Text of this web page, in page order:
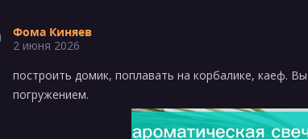
Фома Киняев
2 июня 2026
построить домик, поплавать на корбалике, каеф.
погружением.